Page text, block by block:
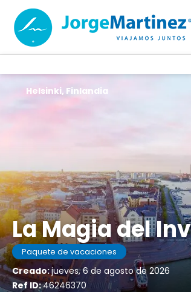
La Magia del
Paquete de vacaciones
Creado:jueves, 6 de agosto de 2026
Ref ID:46246370
Helsinki, Finlandia